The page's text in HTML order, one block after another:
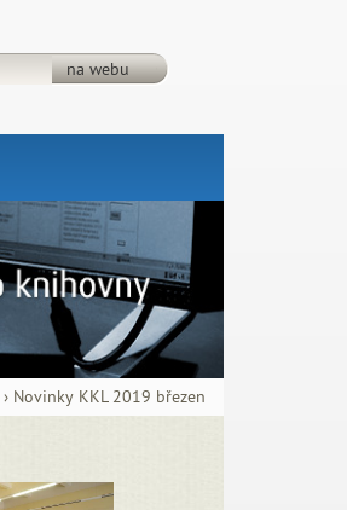
› Novinky KKL 2019 březen